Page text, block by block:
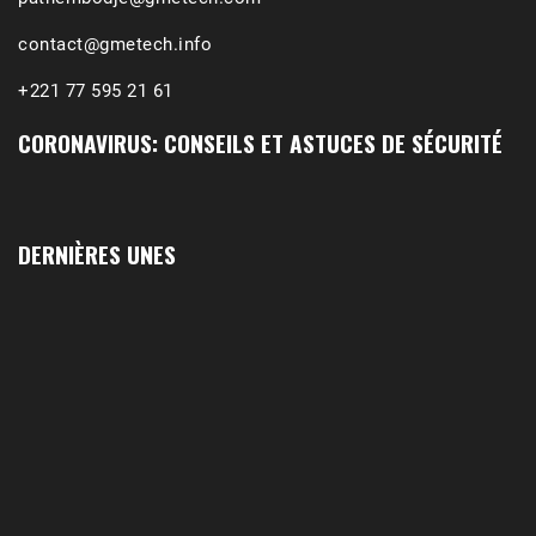
contact@gmetech.info
+221 77 595 21 61
CORONAVIRUS: CONSEILS ET ASTUCES DE SÉCURITÉ
DERNIÈRES UNES